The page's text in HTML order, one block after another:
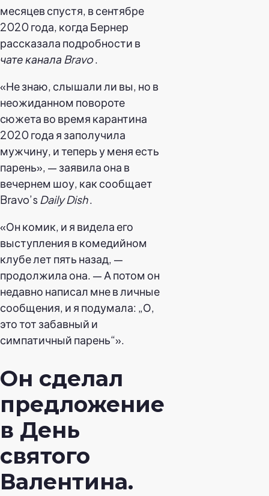
месяцев спустя, в сентябре
2020 года, когда Бернер
рассказала подробности в
чате канала Bravo.
«Не знаю, слышали ли вы, но в
неожиданном повороте
сюжета во время карантина
2020 года я заполучила
мужчину, и теперь у меня есть
парень», — заявила она в
вечернем шоу, как сообщает
Bravo’s Daily Dish.
«Он комик, и я видела его
выступления в комедийном
клубе лет пять назад, —
продолжила она. — А потом он
недавно написал мне в личные
сообщения, и я подумала: „О,
это тот забавный и
симпатичный парень“».
Он сделал
предложение
в День
святого
Валентина.